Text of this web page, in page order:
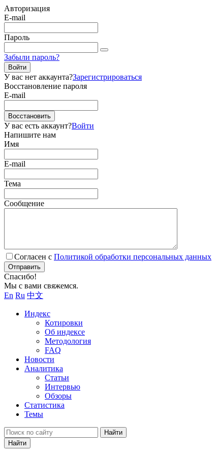
Авторизация
E-mail
Пароль
Забыли пароль?
Войти
У вас нет аккаунта?Зарегистрироваться
Восстановление пароля
E-mail
Восстановить
У вас есть аккаунт?Войти
Напишите нам
Имя
E-mail
Тема
Сообщение
Согласен с Политикой обработки персональных данных
Отправить
Спасибо!
Мы с вами свяжемся.
En Ru 中文
Индекс
Котировки
Об индексе
Методология
FAQ
Новости
Аналитика
Статьи
Интервью
Обзоры
Статистика
Темы
Найти
Найти